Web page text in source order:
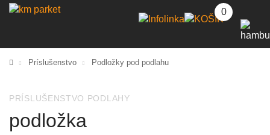
Príslušenstvo Podložky pod podlahu
PRÍSLUŠENSTVO PODLAHY
podložka
0